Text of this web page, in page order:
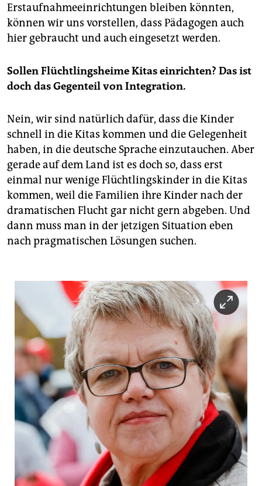
Erstaufnahmeeinrichtungen bleiben könnten,
können wir uns vorstellen, dass Pädagogen auch
hier gebraucht und auch eingesetzt werden.
Sollen Flüchtlingsheime Kitas einrichten? Das ist
doch das Gegenteil von Integration.
Nein, wir sind natürlich dafür, dass die Kinder
schnell in die Kitas kommen und die Gelegenheit
haben, in die deutsche Sprache einzutauchen. Aber
gerade auf dem Land ist es doch so, dass erst
einmal nur wenige Flüchtlingskinder in die Kitas
kommen, weil die Familien ihre Kinder nach der
dramatischen Flucht gar nicht gern abgeben. Und
dann muss man in der jetzigen Situation eben
nach pragmatischen Lösungen suchen.